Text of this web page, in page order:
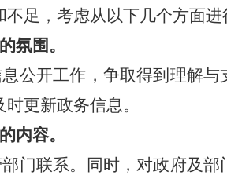
足，考虑从以下几个方面进
氛围。
公开工作，争取得到理解
更新政务信息。
内容。
门联系。同时，对政府及